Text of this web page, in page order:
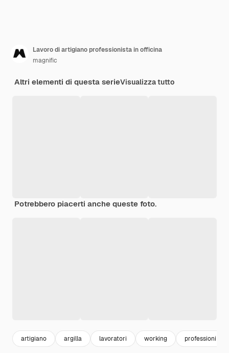
Lavoro di artigiano professionista in officina
magnific
Altri elementi di questa serieVisualizza tutto
Potrebbero piacerti anche queste foto.
artigiano argilla lavoratori working professioni